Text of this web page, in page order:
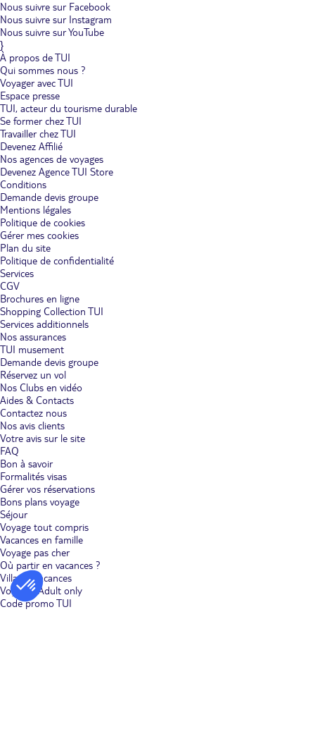
Nous suivre sur Facebook
Nous suivre sur Instagram
Nous suivre sur YouTube
}
À propos de TUI
Qui sommes nous ?
Voyager avec TUI
Espace presse
TUI, acteur du tourisme durable
Se former chez TUI
Travailler chez TUI
Devenez Affilié
Nos agences de voyages
Devenez Agence TUI Store
Conditions
Demande devis groupe
Mentions légales
Politique de cookies
Gérer mes cookies
Plan du site
Politique de confidentialité
Services
CGV
Brochures en ligne
Shopping Collection TUI
Services additionnels
Nos assurances
TUI musement
Demande devis groupe
Réservez un vol
Nos Clubs en vidéo
Aides & Contacts
Contactez nous
Nos avis clients
Votre avis sur le site
FAQ
Bon à savoir
Formalités visas
Gérer vos réservations
Bons plans voyage
Séjour
Voyage tout compris
Vacances en famille
Voyage pas cher
Où partir en vacances ?
Villages vacances
Voyages Adult only
Code promo TUI